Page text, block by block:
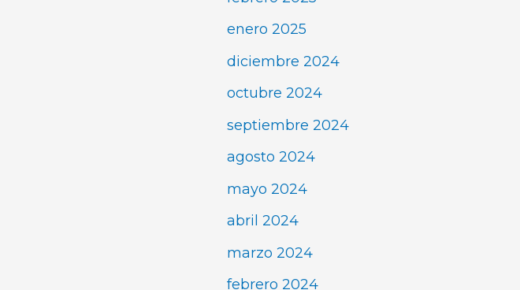
enero 2025
diciembre 2024
octubre 2024
septiembre 2024
agosto 2024
mayo 2024
abril 2024
marzo 2024
febrero 2024